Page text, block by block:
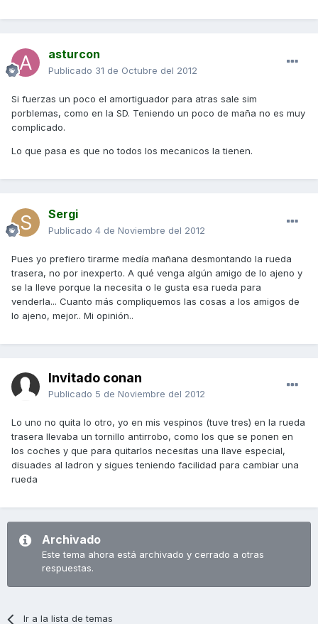
asturcon
Publicado 31 de Octubre del 2012
Si fuerzas un poco el amortiguador para atras sale sim
porblemas, como en la SD. Teniendo un poco de maña no es muy
complicado.
Lo que pasa es que no todos los mecanicos la tienen.
Sergi
Publicado 4 de Noviembre del 2012
Pues yo prefiero tirarme medía mañana desmontando la rueda
trasera, no por inexperto. A qué venga algún amigo de lo ajeno y
se la lleve porque la necesita o le gusta esa rueda para
venderla... Cuanto más compliquemos las cosas a los amigos de
lo ajeno, mejor.. Mi opinión..
Invitado conan
Publicado 5 de Noviembre del 2012
Lo uno no quita lo otro, yo en mis vespinos (tuve tres) en la rueda
trasera llevaba un tornillo antirrobo, como los que se ponen en
los coches y que para quitarlos necesitas una llave especial,
disuades al ladron y sigues teniendo facilidad para cambiar una
rueda
Archivado
Este tema ahora está archivado y cerrado a otras
respuestas.
Ir a la lista de temas